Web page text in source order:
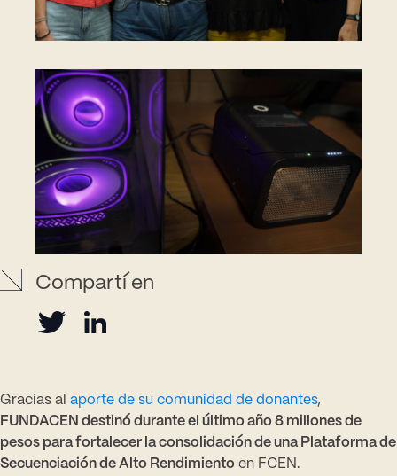
Gracias al aporte de su comunidad de donantes,
FUNDACEN destinó durante el último año 8 millones de
pesos para fortalecer la consolidación de una Plataforma de
Secuenciación de Alto Rendimiento en FCEN.